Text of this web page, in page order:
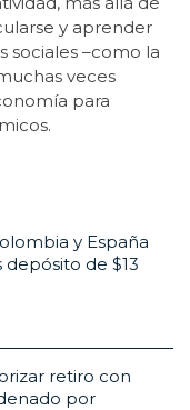
y aprender
sociales –como la
veces
para
y España
de $13
retiro con
por